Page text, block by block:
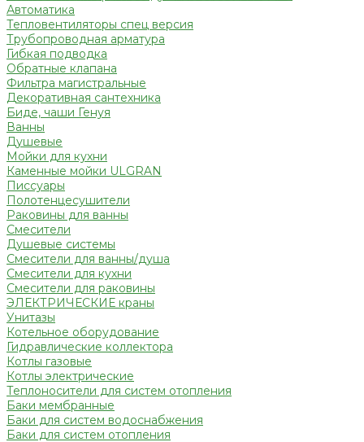
Автоматика
Тепловентиляторы спец версия
Трубопроводная арматура
Гибкая подводка
Обратные клапана
Фильтра магистральные
Декоративная сантехника
Биде, чаши Генуя
Ванны
Душевые
Мойки для кухни
Каменные мойки ULGRAN
Писсуары
Полотенцесушители
Раковины для ванны
Смесители
Душевые системы
Смесители для ванны/душа
Смесители для кухни
Смесители для раковины
ЭЛЕКТРИЧЕСКИЕ краны
Унитазы
Котельное оборудование
Гидравлические коллектора
Котлы газовые
Котлы электрические
Теплоносители для систем отопления
Баки мембранные
Баки для систем водоснабжения
Баки для систем отопления